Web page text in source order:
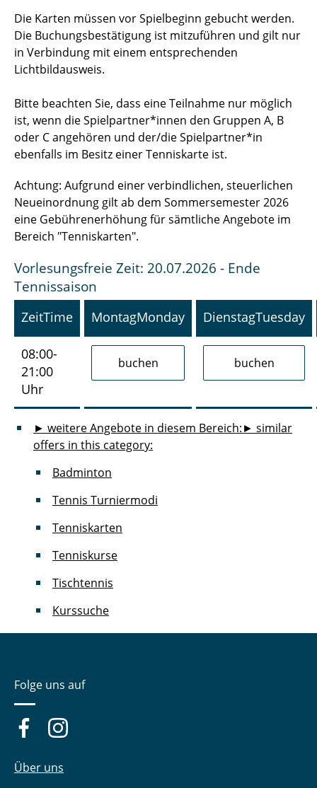
Die Karten müssen vor Spielbeginn gebucht werden.
Die Buchungsbestätigung ist mitzuführen und gilt nur
in Verbindung mit einem entsprechenden
Lichtbildausweis.
Bitte beachten Sie, dass eine Teilnahme nur möglich
ist, wenn die Spielpartner*innen den Gruppen A, B
oder C angehören und der/die Spielpartner*in
ebenfalls im Besitz einer Tenniskarte ist.
Achtung: Aufgrund einer verbindlichen, steuerlichen
Neueinordnung gilt ab dem Sommersemester 2026
eine Gebührenerhöhung für sämtliche Angebote im
Bereich "Tenniskarten".
Vorlesungsfreie Zeit: 20.07.2026 - Ende
Tennissaison
ZeitTime MontagMonday DienstagTuesday
08:00-
21:00
Uhr
► weitere Angebote in diesem Bereich:► similar
offers in this category:
Badminton
Tennis Turniermodi
Tenniskarten
Tenniskurse
Tischtennis
Kurssuche
Folge uns auf
Über uns